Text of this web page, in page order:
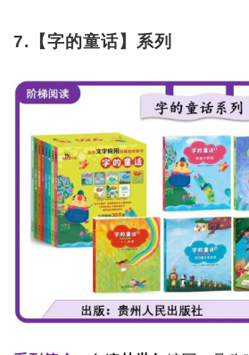
7.【字的童话】系列